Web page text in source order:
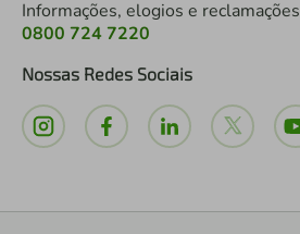
Informações, elogios e reclamações
0800 724 7220
Nossas Redes Sociais